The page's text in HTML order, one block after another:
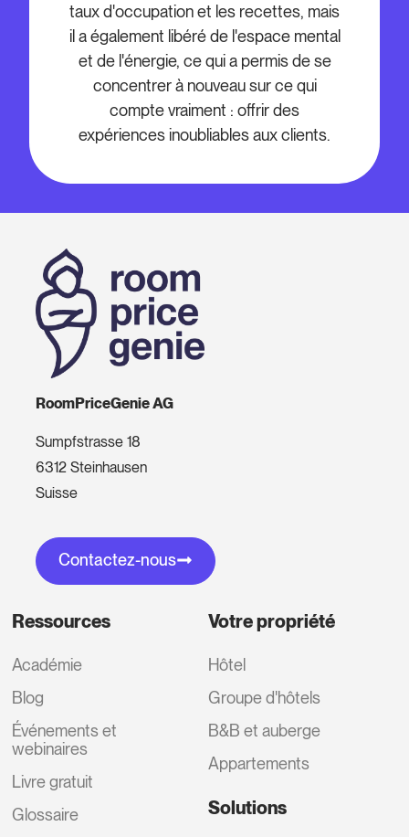
taux d'occupation et les recettes, mais
il a également libéré de l'espace mental
et de l'énergie, ce qui a permis de se
concentrer à nouveau sur ce qui
compte vraiment : offrir des
expériences inoubliables aux clients.
RoomPriceGenie AG
Sumpfstrasse 18
6312 Steinhausen
Suisse
Contactez-nous
Ressources
Académie
Blog
Événements et
webinaires
Livre gratuit
Glossaire
Votre propriété
Hôtel
Groupe d'hôtels
B&B et auberge
Appartements
Solutions